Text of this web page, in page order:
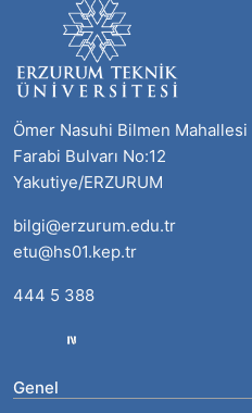
Ömer Nasuhi Bilmen Mahallesi
Farabi Bulvarı No:12
Yakutiye/ERZURUM
bilgi@erzurum.edu.tr
etu@hs01.kep.tr
444 5 388
Genel